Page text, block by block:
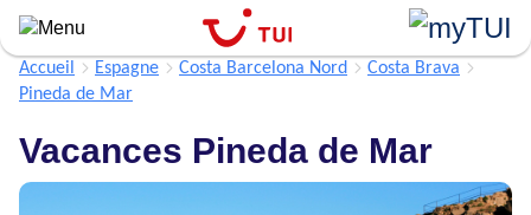
Aller
au
contenu
principal
Accueil Espagne Costa Barcelona Nord
Costa Brava
Pineda de Mar
Vacances Pineda de Mar